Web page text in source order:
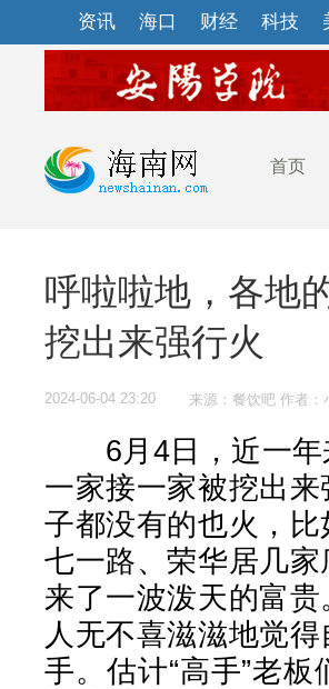
资讯 海口 财经 科技
首页
呼啦啦地，各地
挖出来强行火
2024-06-04 23:20 来源：餐饮吧 作者：
6月4日，近一年
一家接一家被挖出
子都没有的也火，
七一路、荣华居几
来了一波泼天的富
人无不喜滋滋地觉
手。估计“高手”老